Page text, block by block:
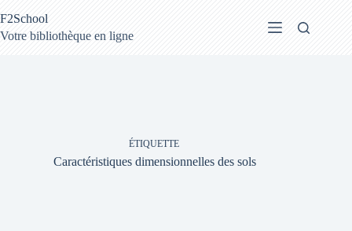
au
contenu
F2School
Votre bibliothèque en ligne
ÉTIQUETTE
Caractéristiques dimensionnelles des sols